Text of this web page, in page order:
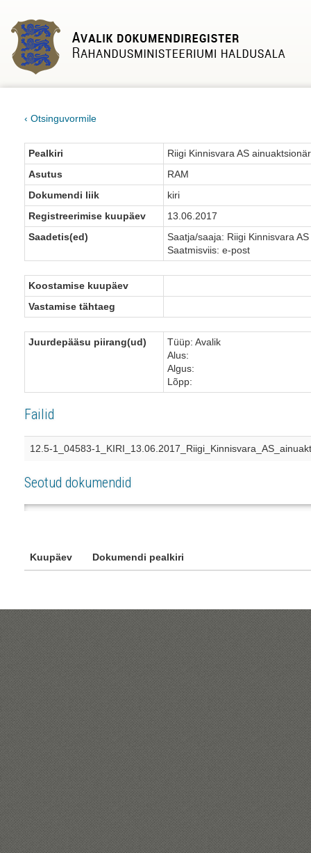
‹ Otsinguvormile
Pealkiri
Riigi Kinnisvara AS
Asutus
RAM
Dokumendi liik
kiri
Registreerimise kuupäev
13.06.2017
Saadetis(ed)
Saatja/saaja: Riigi Kinnisvara AS
Saatmisviis: e-post
Koostamise kuupäev
Vastamise tähtaeg
Juurdepääsu piirang(ud)
Tüüp: Avalik
Alus:
Algus:
Lõpp:
Failid
12.5-1_04583-
Seotud dokumendid
Kuupäev Dokumendi pealkiri